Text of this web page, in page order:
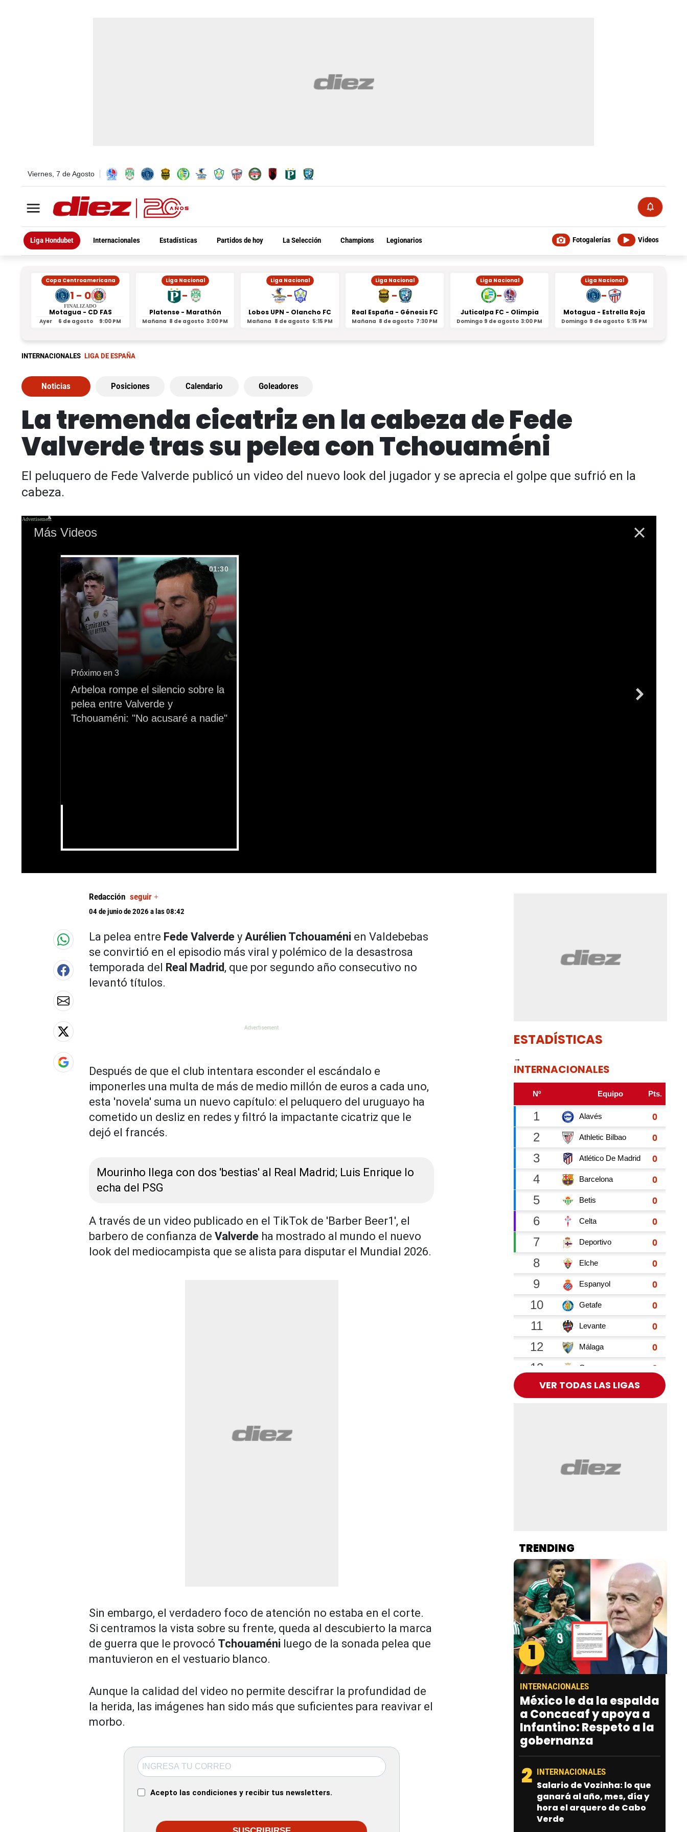
Viernes, 7 de Agosto
Liga Hondubet Internacionales Estadísticas Partidos de hoy La Selección Champions Legionarios Videos
Fotogalerías
Copa Centroamericana
1 - 0
FINALIZADO
Motagua - CD FAS
Ayer 6 de agosto 9:00 PM
Liga Nacional
-
Platense - Marathón
Mañana 8 de agosto 3:00 PM
Liga Nacional
-
Lobos UPN - Olancho FC
Mañana 8 de agosto 5:15 PM
Liga Nacional
-
Real España - Génesis FC
Mañana 8 de agosto 7:30 PM
Liga Nacional
-
Juticalpa FC - Olimpia
Domingo 9 de agosto 3:00 PM
Liga Nacional
-
Motagua - Estrella Roja
Domingo 9 de agosto 5:15 PM
INTERNACIONALES LIGA DE ESPAÑA
Noticias Posiciones Calendario Goleadores
La tremenda cicatriz en la cabeza de Fede
Valverde tras su pelea con Tchouaméni
El peluquero de Fede Valverde publicó un video del nuevo look del jugador y se aprecia el golpe que sufrió en la
cabeza.
Más Videos
01:30
Próximo en 2
Arbeloa rompe el silencio sobre la
pelea entre Valverde y
Tchouaméni: "No acusaré a nadie"
X
Redacción seguir +
04 de junio de 2026 a las 08:42
La pelea entre Fede Valverde y Aurélien Tchouaméni en Valdebebas
se convirtió en el episodio más viral y polémico de la desastrosa
temporada del Real Madrid , que por segundo año consecutivo no
levantó títulos.
Después de que el club intentara esconder el escándalo e
imponerles una multa de más de medio millón de euros a cada uno,
esta 'novela' suma un nuevo capítulo: el peluquero del uruguayo ha
cometido un desliz en redes y filtró la impactante cicatriz que le
dejó el francés.
Mourinho llega con dos 'bestias' al Real Madrid; Luis Enrique lo
echa del PSG
A través de un video publicado en el TikTok de 'Barber Beer1', el
barbero de confianza de Valverde ha mostrado al mundo el nuevo
look del mediocampista que se alista para disputar el Mundial 2026.
Sin embargo, el verdadero foco de atención no estaba en el corte.
Si centramos la vista sobre su frente, queda al descubierto la marca
de guerra que le provocó Tchouaméni luego de la sonada pelea que
mantuvieron en el vestuario blanco.
Aunque la calidad del video no permite descifrar la profundidad de
la herida, las imágenes han sido más que suficientes para reavivar el
morbo.
Acepto las condiciones y recibir tus newsletters.
ESTADÍSTICAS
→
INTERNACIONALES
VER TODAS LAS LIGAS
TRENDING
1
INTERNACIONALES
México le da la espalda
a Concacaf y apoya a
Infantino: Respeto a la
gobernanza
2 INTERNACIONALES
Salario de Vozinha: lo que
ganará al año, mes, día y
hora el arquero de Cabo
Verde